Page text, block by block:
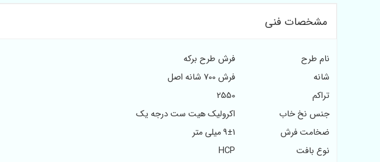
مشخصات فنی
نام طرح
فرش طرح برکه
شانه
فرش 700 شانه اصل
تراکم
2550
جنس نخ خاب
اکرولیک هیت ست درجه یک
ضخامت فرش
9±1 میلی متر
نوع بافت
HCP